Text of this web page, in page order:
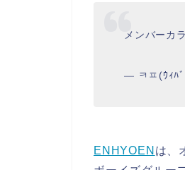
メンバーカ
— ㅋㅍ(ｳｨﾊ
ENHYOEN は、